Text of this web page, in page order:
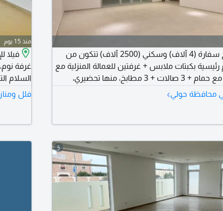
فيلا في السلام تصلح سفارة (4 آلاف) وسكني (2500 آلاف) تتكون من
غرف نوم رئيسية بكبتات ملابس + غرفتين للعمالة المنزلية مع
حمام + غرفة للسائق مع حمام + 3 صالات + 3 مطابخ، منها تحضيري،
+ بلكونات + مصعد ودرج + نظام انذار حريق.
ساحة أمامية وفرع جمعية، مع مدخل سهل من
محافظة حولي›
منذ 15 يوم
غرفة
السلام
العديد
لمعاينة
فلل
5